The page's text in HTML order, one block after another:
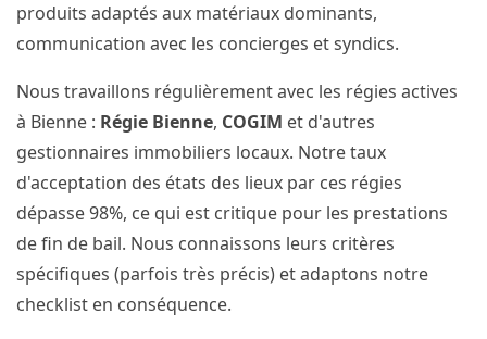
produits adaptés aux matériaux dominants,
communication avec les concierges et syndics.
Nous travaillons régulièrement avec les régies actives
à Bienne : Régie Bienne, COGIM et d'autres
gestionnaires immobiliers locaux. Notre taux
d'acceptation des états des lieux par ces régies
dépasse 98%, ce qui est critique pour les prestations
de fin de bail. Nous connaissons leurs critères
spécifiques (parfois très précis) et adaptons notre
checklist en conséquence.